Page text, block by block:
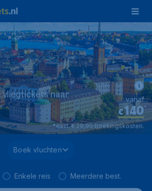
vliegtickets naar
€140*
vanaf
*excl. € 29,90 boekingskosten.
Boek vluchten
Enkele reis Meerdere best.